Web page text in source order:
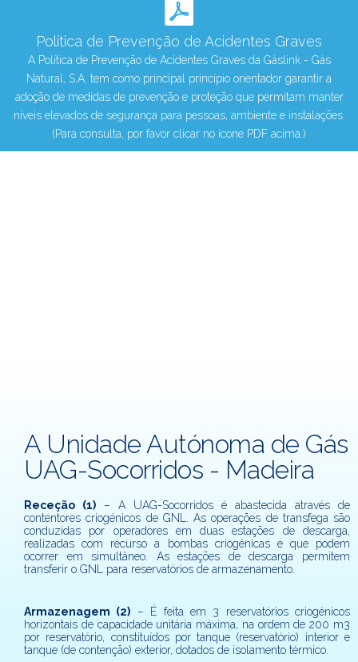
Política de Prevenção de Acidentes Graves
A Política de Prevenção de Acidentes Graves da Gáslink - Gás
Natural, S.A. tem como principal princípio orientador garantir a
adoção de medidas de prevenção e proteção que permitam manter
níveis elevados de segurança para pessoas, ambiente e instalações.
(Para consulta, por favor clicar no ícone PDF acima.)
A Unidade Autónoma de Gás
UAG-Socorridos - Madeira
Receção (1) – A UAG-Socorridos é abastecida através de
contentores criogénicos de GNL. As operações de transfega são
conduzidas por operadores em duas estações de descarga,
realizadas com recurso a bombas criogénicas e que podem
ocorrer em simultâneo. As estações de descarga permitem
transferir o GNL para reservatórios de armazenamento.
Armazenagem (2) – É feita em 3 reservatórios criogénicos
horizontais de capacidade unitária máxima, na ordem de 200 m3
por reservatório, constituídos por tanque (reservatório) interior e
tanque (de contenção) exterior, dotados de isolamento térmico.